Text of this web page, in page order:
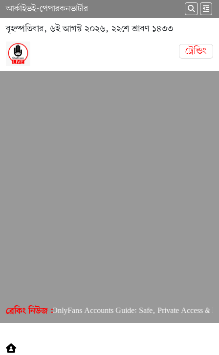
আর্কাইভই-পেপারকনভার্টার
বৃহস্পতিবার, ৬ই আগস্ট ২০২৬, ২২শে শ্রাবণ ১৪৩৩
ট্রেন্ডিং
ব্রেকিং নিউজ :
Free OnlyFans Accounts Guide: Safe, Private Access &